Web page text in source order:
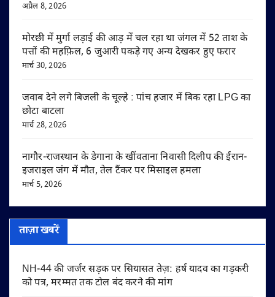
अप्रैल 8, 2026
मोरछी में मुर्गा लड़ाई की आड़ में चल रहा था जंगल में 52 ताश के
पत्तों की महफ़िल, 6 जुआरी पकड़े गए अन्य देखकर हुए फरार
मार्च 30, 2026
जवाब देने लगे बिजली के चूल्हे : पांच हजार में बिक रहा LPG का
छोटा बाटला
मार्च 28, 2026
नागौर-राजस्थान के डेगाना के खींवताना निवासी दिलीप की ईरान-
इजराइल जंग में मौत, तेल टैंकर पर मिसाइल हमला
मार्च 5, 2026
ताज़ा खबरें
NH-44 की जर्जर सड़क पर सियासत तेज़: हर्ष यादव का गड़करी
को पत्र, मरम्मत तक टोल बंद करने की मांग